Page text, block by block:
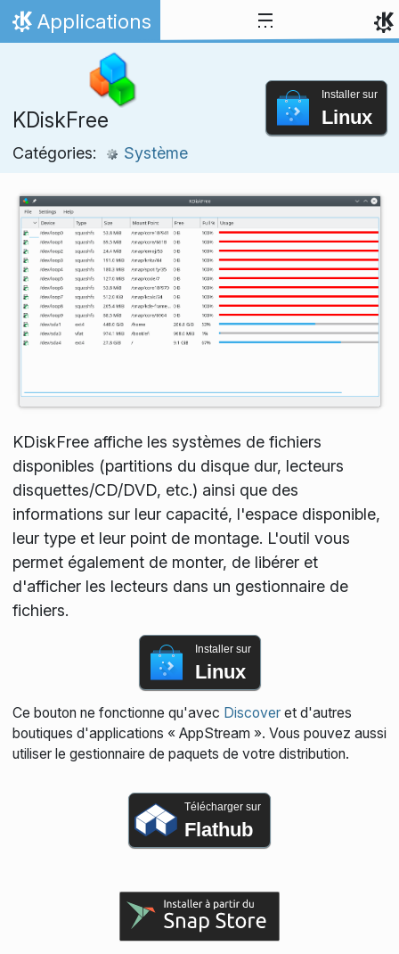
Aller directement au contenu
Accueil
Applications
KDiskFree
Catégories: Système
Installer sur
Linux
KDiskFree affiche les systèmes de fichiers
disponibles (partitions du disque dur, lecteurs
disquettes/CD/DVD, etc.) ainsi que des
informations sur leur capacité, l'espace disponible,
leur type et leur point de montage. L'outil vous
permet également de monter, de libérer et
d'afficher les lecteurs dans un gestionnaire de
fichiers.
Installer sur
Linux
Ce bouton ne fonctionne qu'avec Discoveret d'autres
boutiques d'applications « AppStream ». Vous pouvez aussi
utiliser le gestionnaire de paquets de votre distribution.
Télécharger sur
Flathub